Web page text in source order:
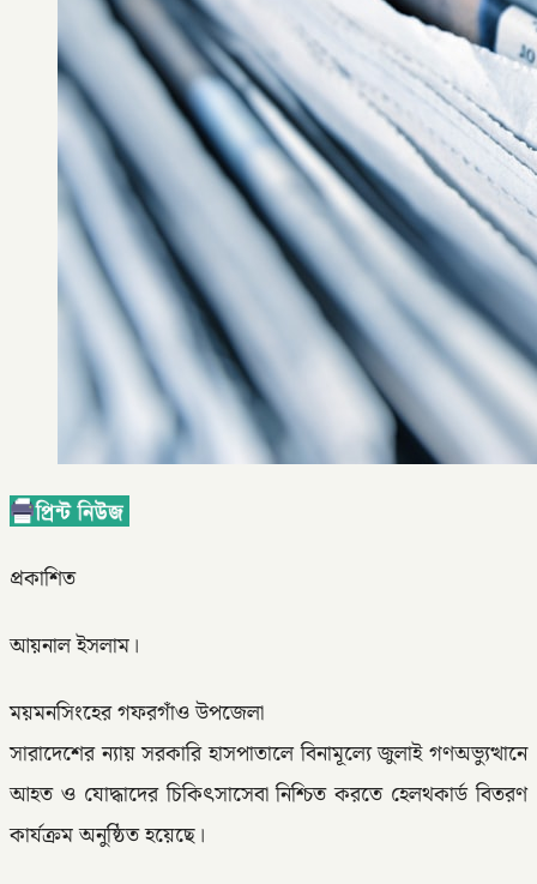
প্রকাশিত
আয়নাল ইসলাম।
ময়মনসিংহের গফরগাঁও উপজেলা
সারাদেশের ন্যায় সরকারি হাসপাতালে বিনামূল্যে জুলাই গণঅভ্যুত্থানে
আহত ও যোদ্ধাদের চিকিৎসাসেবা নিশ্চিত করতে হেলথকার্ড বিতরণ
কার্যক্রম অনুষ্ঠিত হয়েছে।